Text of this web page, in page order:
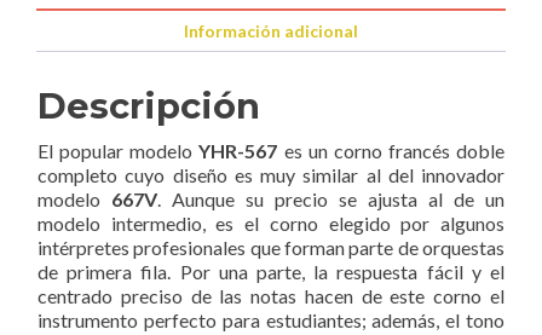
Información adicional
Descripción
El popular modeloYHR-567 es un corno francés doble
completo cuyo diseño es muy similar al del innovador
modelo 667V. Aunque su precio se ajusta al de un
modelo intermedio, es el corno elegido por algunos
intérpretes profesionales que forman parte de orquestas
de primera fila. Por una parte, la respuesta fácil y el
centrado preciso de las notas hacen de este corno el
instrumento perfecto para estudiantes; además, el tono